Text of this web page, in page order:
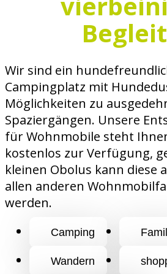
Wir sind ein
Campingplatz mit
Möglichkeiten zu
Spaziergängen. Unsere
für Wohnmobile steht
kostenlos zur Verfügung,
kleinen Obolus kann diese
allen anderen
werden.
Camping
Wandern